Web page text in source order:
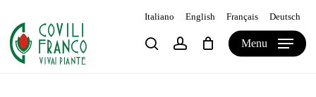
main
content
Italiano English Français Deutsch
searchaccount Menu
Warenkorb
Close
Cart